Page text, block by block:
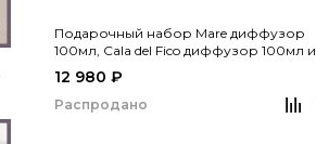
Подарочный набор Mare диффузор
100мл, Cala del Fico диффузор 100мл и
12 980 ₽
Распродано